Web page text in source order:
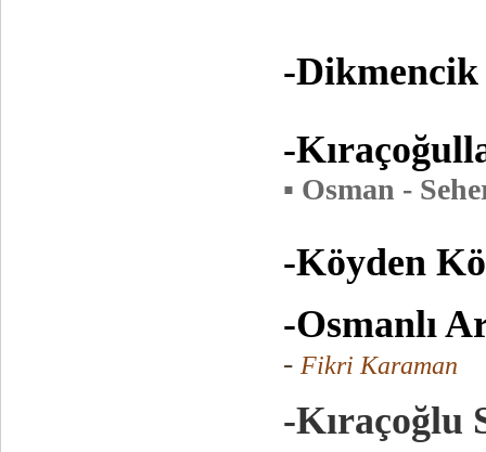
-
-
▪ Osman -
-Köyden
-Osmanlı
- Fikri Karaman
-Kıraçoğlu